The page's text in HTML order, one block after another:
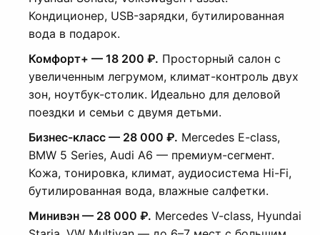
Кондиционер, USB-зарядки, бутилированная
вода в подарок.
Комфорт+ — 18 200 ₽. Просторный салон с
увеличенным легрумом, климат-контроль двух
зон, ноутбук-столик. Идеально для деловой
поездки и семьи с двумя детьми.
Бизнес-класс — 28 000 ₽. Mercedes E-class,
BMW 5 Series, Audi A6 — премиум-сегмент.
Кожа, тонировка, климат, аудиосистема Hi-Fi,
бутилированная вода, влажные салфетки.
Минивэн — 28 000 ₽. Mercedes V-class, Hyundai